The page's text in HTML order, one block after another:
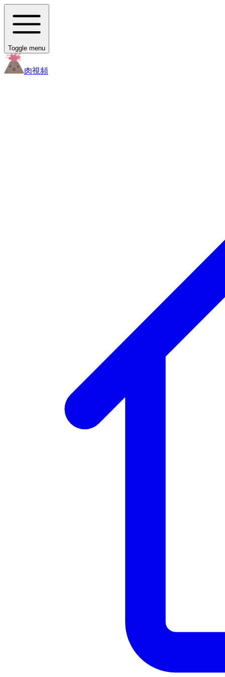
Toggle menu
肉視頻